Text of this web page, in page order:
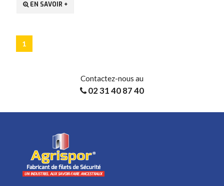
EN SAVOIR +
1
Contactez-nous au
02 31 40 87 40